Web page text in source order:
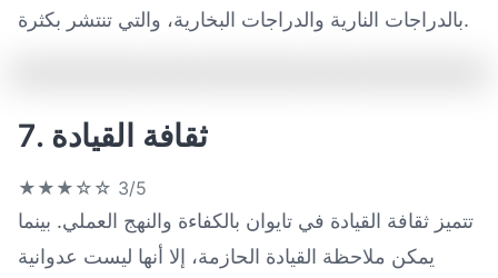
بالدراجات النارية والدراجات البخارية، والتي تنتشر بكثرة.
7. ثقافة القيادة
★★★☆☆ 3/5
تتميز ثقافة القيادة في تايوان بالكفاءة والنهج العملي. بينما
يمكن ملاحظة القيادة الحازمة، إلا أنها ليست عدوانية